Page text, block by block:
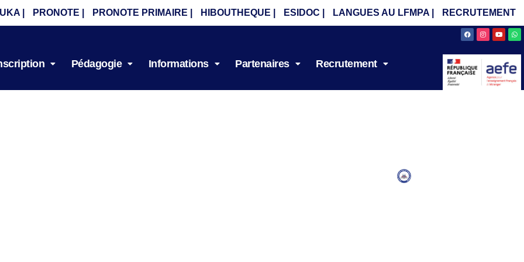
| PRONOTE | PRONOTE PRIMAIRE | HIBOUTHEQUE | ESIDOC | LANGUES AU LFMPA | RECRUTEMENT
Pédagogie Informations Partenaires Recrutement
FacebookInstagram
Youtube